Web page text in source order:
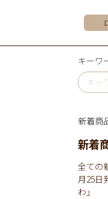
キーワ
新着商
新着
全ての
月25日
わ」